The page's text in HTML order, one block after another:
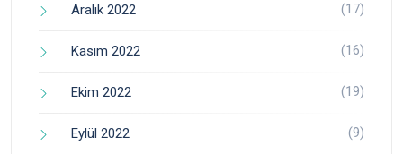
Aralık 2022 (17)
Kasım 2022 (16)
Ekim 2022 (19)
Eylül 2022 (9)